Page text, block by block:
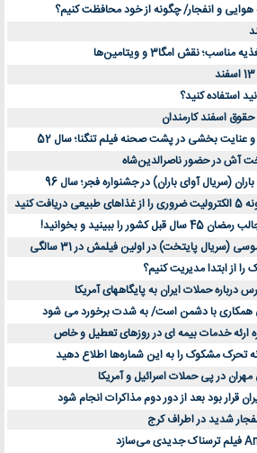
نقش امگا3 و ویتامین‌ها
استفاده کنید؟
اسفند کارمندان
عنایت بخشی در پشت صحنه فیلم تنگنا؛ سال 52
آش در حضور ناصرالدین‌شاه
(سریال آوای باران) در جشنواره فجر؛ سال 96
کنید
ببینید و بخوانید!
پایتخت) در اولین فیلمش در 31 سالگی
را از ابتدا مدیریت کنیم؟
درباره حملات ایران به پایگاههای آمریکا
همکاری با دشمن است/ به شدت برخورد می شود
ارئه خدمات بیمه ای در روزهای تعطیل و خاص
تحرک مشکوک را به این شماره‌ها اطلاع دهید
قرار بود بعد از دور دوم مذاکرات انجام شود
شدید در اطراف کرج